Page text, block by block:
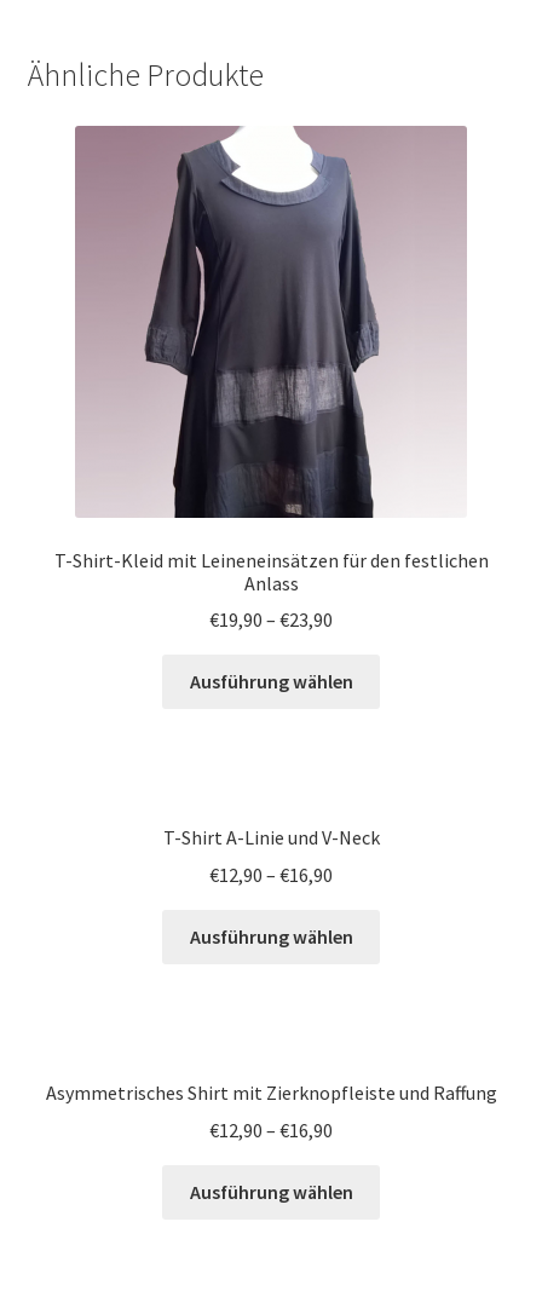
Ähnliche Produkte
T-Shirt-Kleid mit Leineneinsätzen für den festlichen
Anlass
€19,90 – €23,90
Ausführung wählen
T-Shirt A-Linie und V-Neck
€12,90 – €16,90
Ausführung wählen
Asymmetrisches Shirt mit Zierknopfleiste und Raffung
€12,90 – €16,90
Ausführung wählen